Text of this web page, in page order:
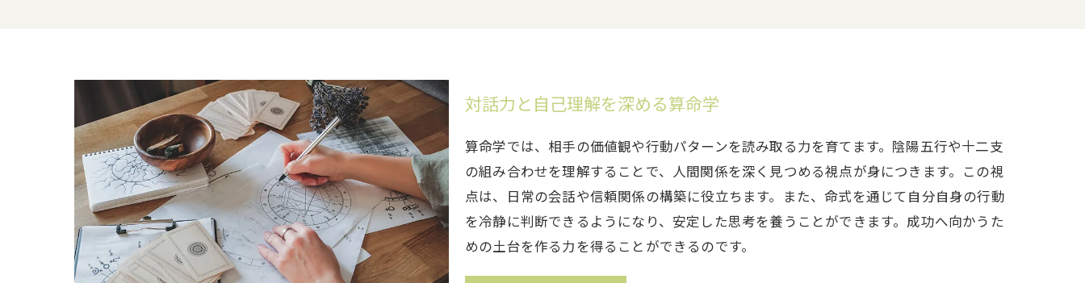
対話力と自己理解を深める算命学
算命学では、相手の価値観や行動パターンを読み取る力を育てます。陰陽五行や十二支
の組み合わせを理解することで、人間関係を深く見つめる視点が身につきます。この視
点は、日常の会話や信頼関係の構築に役立ちます。また、命式を通じて自分自身の行動
を冷静に判断できるようになり、安定した思考を養うことができます。成功へ向かうた
めの土台を作る力を得ることができるのです。